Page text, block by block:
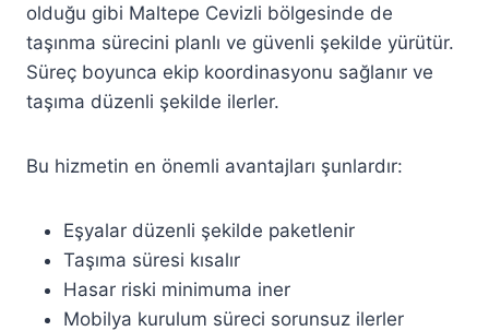
olduğu gibi Maltepe Cevizli bölgesinde de
taşınma sürecini planlı ve güvenli şekilde yürütür.
Süreç boyunca ekip koordinasyonu sağlanır ve
taşıma düzenli şekilde ilerler.
Bu hizmetin en önemli avantajları şunlardır:
Eşyalar düzenli şekilde paketlenir
Taşıma süresi kısalır
Hasar riski minimuma iner
Mobilya kurulum süreci sorunsuz ilerler